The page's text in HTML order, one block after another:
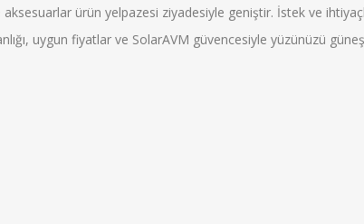
ürün yelpazesi ziyadesiyle geniştir. İstek ve
uygun fiyatlar ve SolarAVM güvencesiyle yüzünüzü